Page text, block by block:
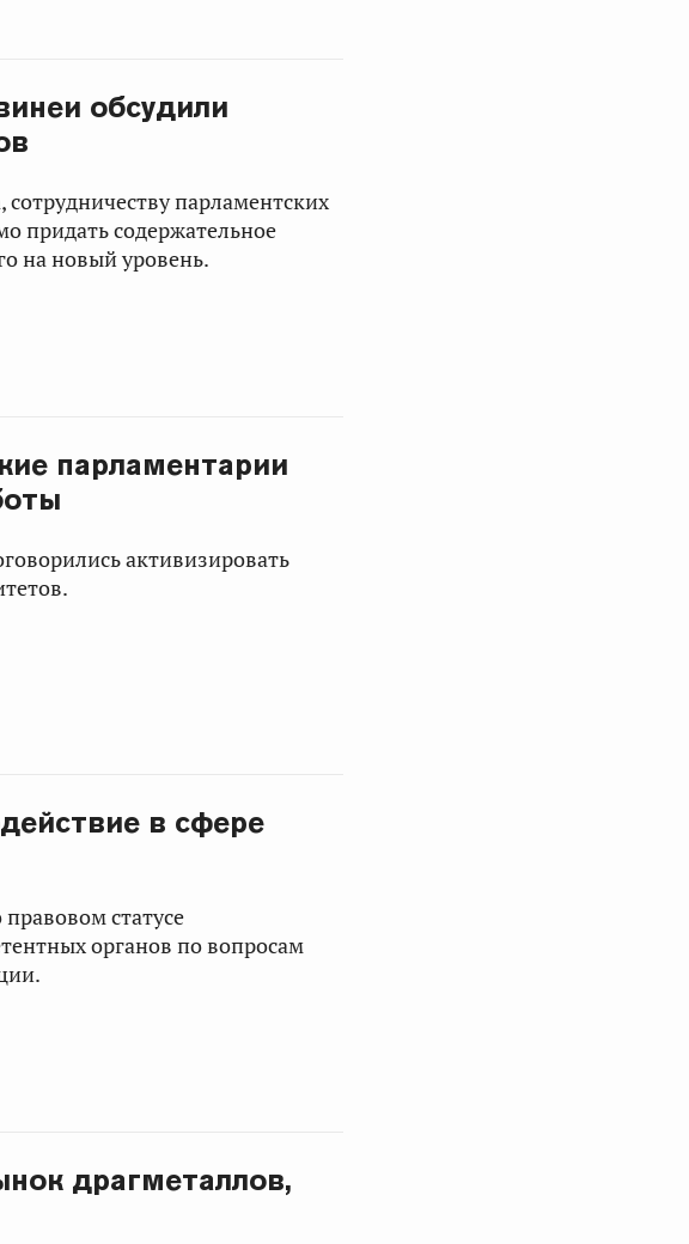
обсудили
парламентских
придать содержательное
на новый уровень.
парламентарии
активизировать
в сфере
статусе
органов по вопросам
драгметаллов,